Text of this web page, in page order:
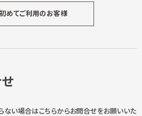
初めてご利用のお客様
ない場合はこちらからお問合せをお願いいた